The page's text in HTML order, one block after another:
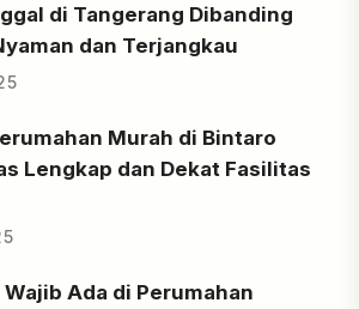
di Tangerang Dibanding
dan Terjangkau
Murah di Bintaro
Lengkap dan Dekat Fasilitas
Ada di Perumahan